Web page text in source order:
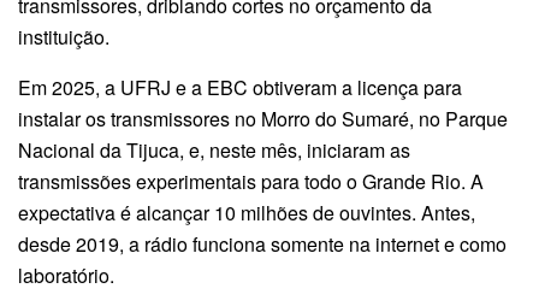
instituição.
Em 2025, a UFRJ e a EBC obtiveram a licença para
instalar os transmissores no Morro do Sumaré, no Parque
Nacional da Tijuca, e, neste mês, iniciaram as
transmissões experimentais para todo o Grande Rio. A
expectativa é alcançar 10 milhões de ouvintes. Antes,
desde 2019, a rádio funciona somente na internet e como
laboratório.